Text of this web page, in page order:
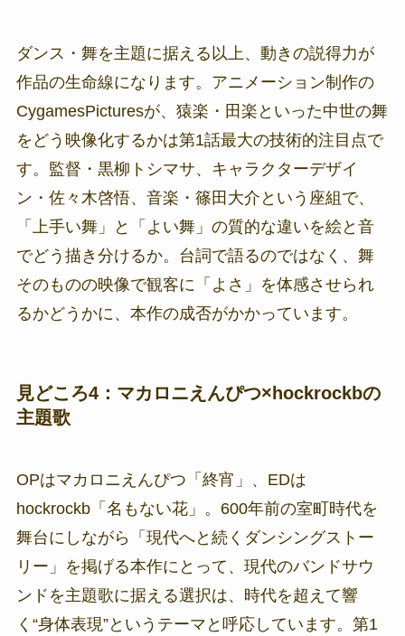
ダンス・舞を主題に据える以上、動きの説得力が
作品の生命線になります。アニメーション制作の
CygamesPicturesが、猿楽・田楽といった中世の舞
をどう映像化するかは第1話最大の技術的注目点で
す。監督・黒柳トシマサ、キャラクターデザイ
ン・佐々木啓悟、音楽・篠田大介という座組で、
「上手い舞」と「よい舞」の質的な違いを絵と音
でどう描き分けるか。台詞で語るのではなく、舞
そのものの映像で観客に「よさ」を体感させられ
るかどうかに、本作の成否がかかっています。
見どころ4：マカロニえんぴつ×hockrockbの
主題歌
OPはマカロニえんぴつ「終宵」、EDは
hockrockb「名もない花」。600年前の室町時代を
舞台にしながら「現代へと続くダンシングストー
リー」を掲げる本作にとって、現代のバンドサウ
ンドを主題歌に据える選択は、時代を超えて響
く“身体表現”というテーマと呼応しています。第1